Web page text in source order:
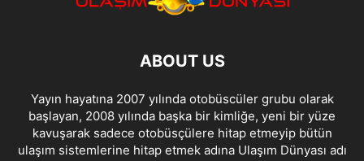
ABOUT US
Yayın hayatına 2007 yılında otobüscüler grubu olarak
başlayan, 2008 yılında başka bir kimliğe, yeni bir yüze
kavuşarak sadece otobüsçülere hitap etmeyip bütün
ulaşım sistemlerine hitap etmek adına Ulaşım Dünyası adı